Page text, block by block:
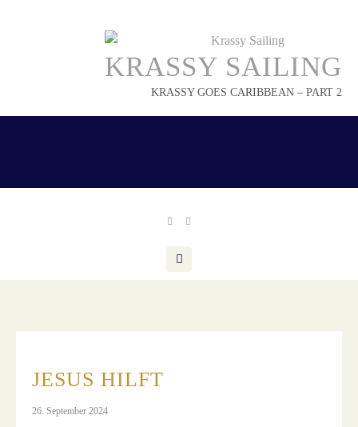
KRASSY SAILING
KRASSY GOES CARIBBEAN – PART 2
JESUS HILFT
26. September 2024